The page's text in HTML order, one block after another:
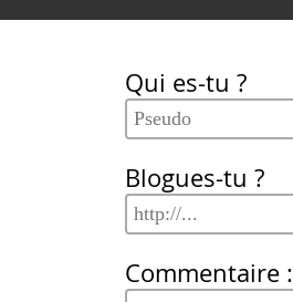
Qui es-tu ?
Blogues-tu ?
Commentaire :